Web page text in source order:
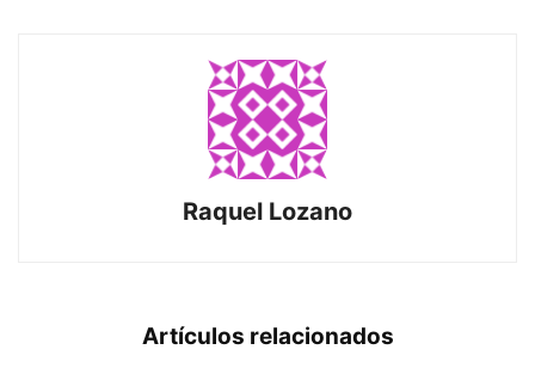
Raquel Lozano
Artículos relacionados